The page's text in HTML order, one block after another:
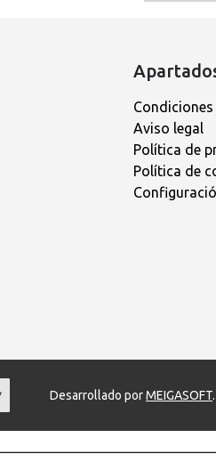
Aviso legal
Política de
Política de
Desarrollado porMEIGASOFT